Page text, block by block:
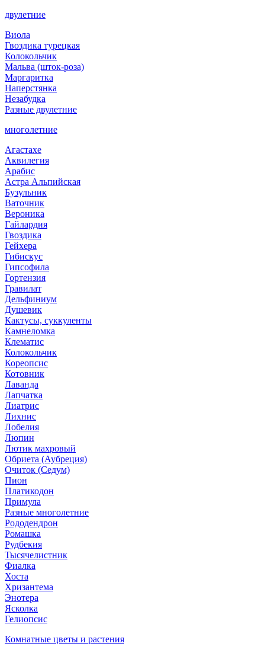
двулетние
Виола
Гвоздика турецкая
Колокольчик
Мальва (шток-роза)
Маргаритка
Наперстянка
Незабудка
Разные двулетние
многолетние
Агастахе
Аквилегия
Арабис
Астра Альпийская
Бузульник
Ваточник
Вероника
Гайлардия
Гвоздика
Гейхера
Гибискус
Гипсофила
Гортензия
Гравилат
Дельфиниум
Душевик
Кактусы, суккуленты
Камнеломка
Клематис
Колокольчик
Кореопсис
Котовник
Лаванда
Лапчатка
Лиатрис
Лихнис
Лобелия
Люпин
Лютик махровый
Обриета (Аубреция)
Очиток (Седум)
Пион
Платикодон
Примула
Разные многолетние
Рододендрон
Ромашка
Рудбекия
Тысячелистник
Фиалка
Хоста
Хризантема
Энотера
Ясколка
Гелиопсис
Комнатные цветы и растения